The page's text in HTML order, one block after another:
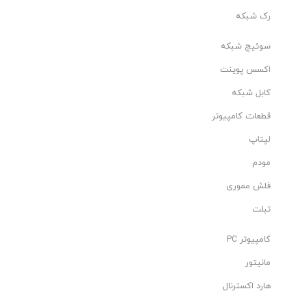
رک شبکه
سوئیچ شبکه
اکسس پوینت
کابل شبکه
قطعات کامپیوتر
لپتاپ
مودم
فلش مموری
تبلت
کامپیوتر PC
مانیتور
هارد اکسترنال